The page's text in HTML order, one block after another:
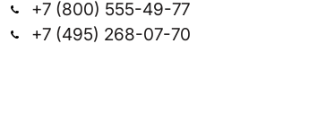
+7 (800) 555-49-77
+7 (495) 268-07-70